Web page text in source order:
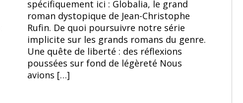
spécifiquement ici : Globalia, le grand
roman dystopique de Jean-Christophe
Rufin. De quoi poursuivre notre série
implicite sur les grands romans du genre.
Une quête de liberté : des réflexions
poussées sur fond de légèreté Nous
avions […]